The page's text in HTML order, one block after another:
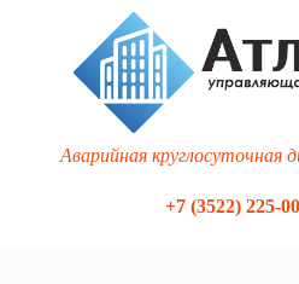
Аварийная круглосуточная
+7 (3522) 225-